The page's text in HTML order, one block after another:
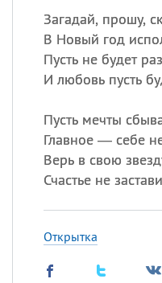
Загадай, прошу,
В Новый год
Пусть не будет
И любовь пусть
Пусть мечты
Главное — себе
Верь в свою
Счастье не
Открытка